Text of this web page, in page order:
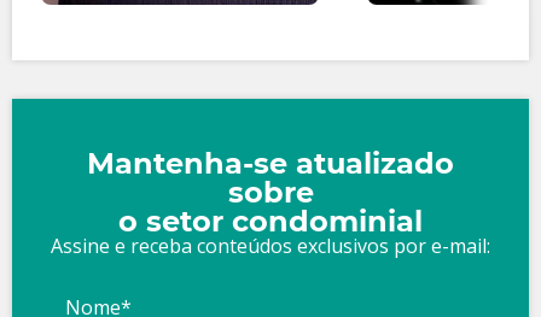
Mantenha-se atualizado
sobre
o setor condominial
Assine e receba conteúdos exclusivos por e-mail:
Nome*